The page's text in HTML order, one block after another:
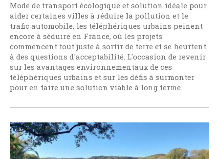
Mode de transport écologique et solution idéale pour
aider certaines villes à réduire la pollution et le
trafic automobile, les téléphériques urbains peinent
encore à séduire en France, où les projets
commencent tout juste à sortir de terre et se heurtent
à des questions d'acceptabilité. L'occasion de revenir
sur les avantages environnementaux de ces
téléphériques urbains et sur les défis à surmonter
pour en faire une solution viable à long terme.